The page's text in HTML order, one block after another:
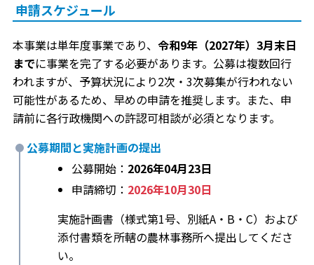
申請スケジュール
本事業は単年度事業であり、 令和9年（2027年）3月末日
までに事業を完了する必要があります。公募は複数回行
われますが、予算状況により2次・3次募集が行われない
可能性があるため、早めの申請を推奨します。また、申
請前に各行政機関への許認可相談が必須となります。
公募期間と実施計画の提出
公募開始： 2026年04月23日
申請締切： 2026年10月30日
実施計画書（様式第1号、別紙A・B・C）および
添付書類を所轄の農林事務所へ提出してくださ
い。